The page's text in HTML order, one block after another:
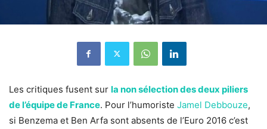
Les critiques fusent sur la non sélection des deux piliers
de l’équipe de France. Pour l’humoriste Jamel Debbouze,
si Benzema et Ben Arfa sont absents de l’Euro 2016 c’est